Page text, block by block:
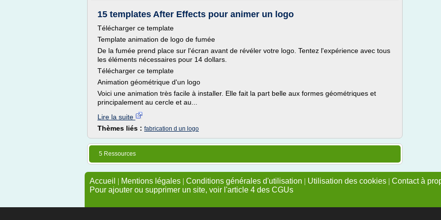
15 templates After Effects pour animer un logo
Télécharger ce template
Template animation de logo de fumée
De la fumée prend place sur l'écran avant de révéler votre logo. Tentez l'expérience avec tous
les éléments nécessaires pour 14 dollars.
Télécharger ce template
Animation géométrique d'un logo
Voici une animation très facile à installer. Elle fait la part belle aux formes géométriques et
principalement au cercle et au...
Lire la suite
Thèmes liés : fabrication d un logo
5 Ressources
Accueil | Mentions légales | Conditions générales d'utilisation | Utilisation des cookies | Contact à
Pour ajouter ou supprimer un site, voir l'article 4 des CGUs